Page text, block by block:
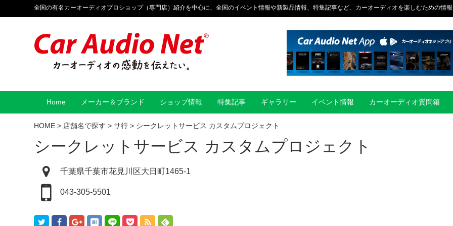
全国の有名カーオーディオプロショップ（専門店）紹介を中心に、全国のイベント情報や新製品情報、特集記事など、カーオーディオを楽しむための情
Home メーカー＆ブランド ショップ情報 特集記事 ギャラリー イベント情報 カーオーディオ質問箱
HOME > 店舗名で探す > サ行 > シークレットサービス カスタムプロジェクト
シークレットサービス カスタムプロジェクト
千葉県千葉市花見川区大日町1465-1
043-305-5501